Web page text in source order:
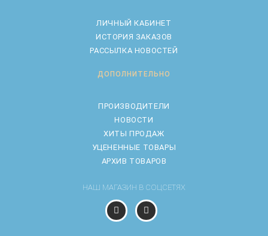
ЛИЧНЫЙ КАБИНЕТ
ИСТОРИЯ ЗАКАЗОВ
РАССЫЛКА НОВОСТЕЙ
ДОПОЛНИТЕЛЬНО
ПРОИЗВОДИТЕЛИ
НОВОСТИ
ХИТЫ ПРОДАЖ
УЦЕНЕННЫЕ ТОВАРЫ
АРХИВ ТОВАРОВ
НАШ МАГАЗИН В СОЦСЕТЯХ